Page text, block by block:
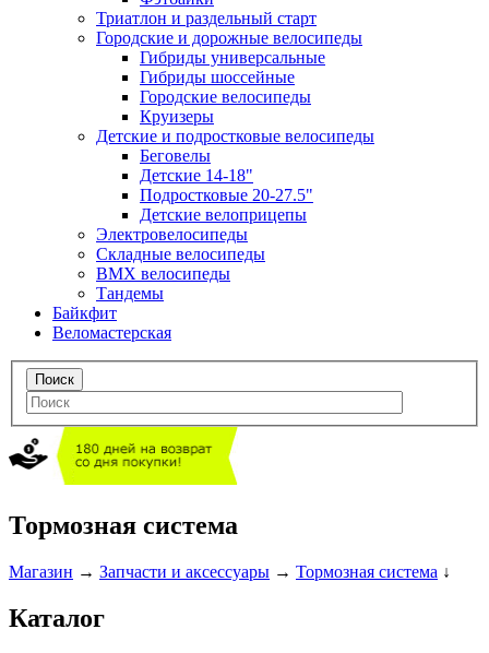
Триатлон и раздельный старт
Городские и дорожные велосипеды
Гибриды универсальные
Гибриды шоссейные
Городские велосипеды
Круизеры
Детские и подростковые велосипеды
Беговелы
Детские 14-18"
Подростковые 20-27.5"
Детские велоприцепы
Электровелосипеды
Складные велосипеды
BMX велосипеды
Тандемы
Байкфит
Веломастерская
Тормозная система
Магазин → Запчасти и аксессуары → Тормозная система ↓
Каталог